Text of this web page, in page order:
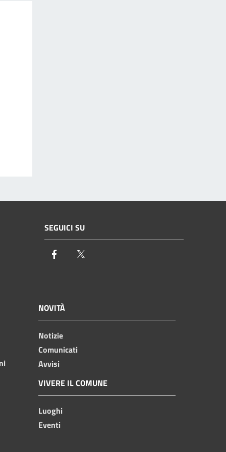
SEGUICI SU
Facebook
NOVITÀ
Notizie
Comunicati
Avvisi
VIVERE IL COMUNE
Luoghi
Eventi